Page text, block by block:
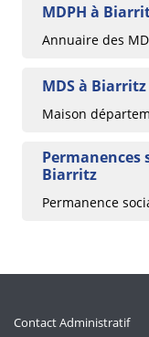
MDPH à
Annuaire des
MDS à Biarritz
Maison
Permanences
Biarritz
Permanence
Contact Administratif